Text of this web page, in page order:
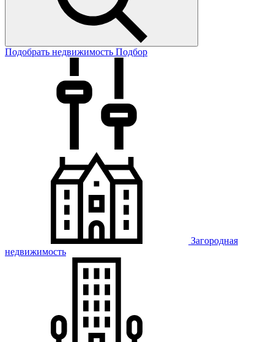
Подобрать недвижимость Подбор
Загородная
недвижимость